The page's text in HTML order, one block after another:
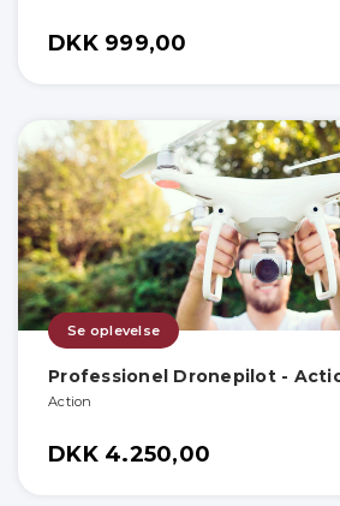
DKK 999,00
Se oplevelse
Professionel Dronepilot -
Action
DKK 4.250,00